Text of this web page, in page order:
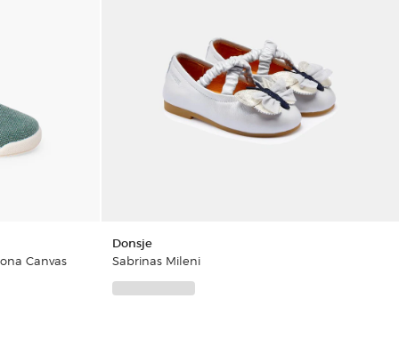
Canvas
Donsje
Sabrinas Mileni